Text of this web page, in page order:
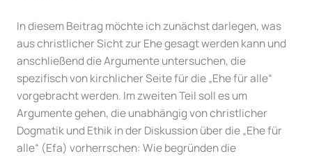
In diesem Beitrag möchte ich zunächst darlegen, was
aus christlicher Sicht zur Ehe gesagt werden kann und
anschließend die Argumente untersuchen, die
spezifisch von kirchlicher Seite für die „Ehe für alle“
vorgebracht werden. Im zweiten Teil soll es um
Argumente gehen, die unabhängig von christlicher
Dogmatik und Ethik in der Diskussion über die „Ehe für
alle“ (Efa) vorherrschen: Wie begründen die